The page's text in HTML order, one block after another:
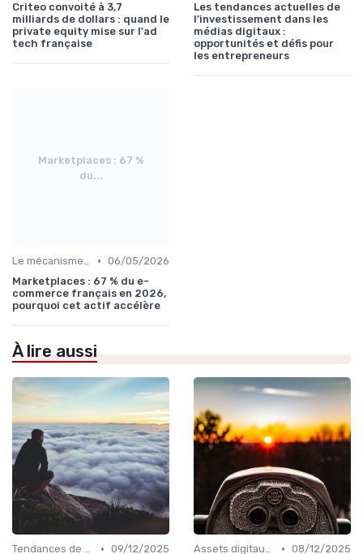
Criteo convoité à 3,7
milliards de dollars : quand le
private equity mise sur l'ad
tech française
Les tendances actuelles de
l’investissement dans les
médias digitaux :
opportunités et défis pour
les entrepreneurs
Marketplaces : 67 %
du...
Le mécanisme d'investissement • 06/05/2026
Marketplaces : 67 % du e-
commerce français en 2026,
pourquoi cet actif accélère
À lire aussi
Tendances de valorisation • 09/12/2025
Assets digitaux : état des lieux • 08/12/2025